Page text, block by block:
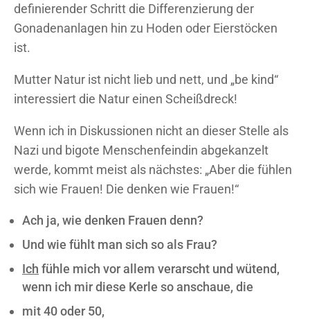
definierender Schritt die Differenzierung der
Gonadenanlagen hin zu Hoden oder Eierstöcken
ist.
Mutter Natur ist nicht lieb und nett, und „be kind“
interessiert die Natur einen Scheißdreck!
Wenn ich in Diskussionen nicht an dieser Stelle als
Nazi und bigote Menschenfeindin abgekanzelt
werde, kommt meist als nächstes: „Aber die fühlen
sich wie Frauen! Die denken wie Frauen!“
Ach ja, wie denken Frauen denn?
Und wie fühlt man sich so als Frau?
Ich fühle mich vor allem verarscht und wütend,
wenn ich mir diese Kerle so anschaue, die
mit 40 oder 50,